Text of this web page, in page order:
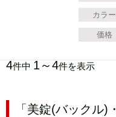
カラー
価格
4件中 1～4件を表示
「美錠(バックル)